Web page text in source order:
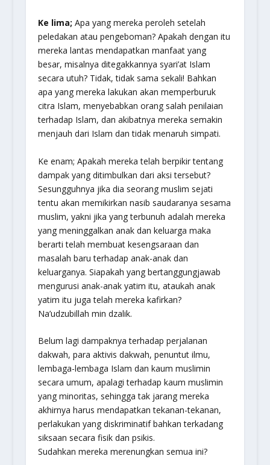
Ke lima; Apa yang mereka peroleh setelah
peledakan atau pengeboman? Apakah dengan itu
mereka lantas mendapatkan manfaat yang
besar, misalnya ditegakkannya syari’at Islam
secara utuh? Tidak, tidak sama sekali! Bahkan
apa yang mereka lakukan akan memperburuk
citra Islam, menyebabkan orang salah penilaian
terhadap Islam, dan akibatnya mereka semakin
menjauh dari Islam dan tidak menaruh simpati.
Ke enam; Apakah mereka telah berpikir tentang
dampak yang ditimbulkan dari aksi tersebut?
Sesungguhnya jika dia seorang muslim sejati
tentu akan memikirkan nasib saudaranya sesama
muslim, yakni jika yang terbunuh adalah mereka
yang meninggalkan anak dan keluarga maka
berarti telah membuat kesengsaraan dan
masalah baru terhadap anak-anak dan
keluarganya. Siapakah yang bertanggungjawab
mengurusi anak-anak yatim itu, ataukah anak
yatim itu juga telah mereka kafirkan?
Na’udzubillah min dzalik.
Belum lagi dampaknya terhadap perjalanan
dakwah, para aktivis dakwah, penuntut ilmu,
lembaga-lembaga Islam dan kaum muslimin
secara umum, apalagi terhadap kaum muslimin
yang minoritas, sehingga tak jarang mereka
akhirnya harus mendapatkan tekanan-tekanan,
perlakukan yang diskriminatif bahkan terkadang
siksaan secara fisik dan psikis.
Sudahkan mereka merenungkan semua ini?